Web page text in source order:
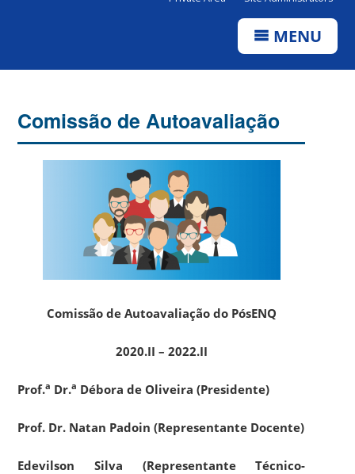
MENU
Comissão de Autoavaliação
Comissão de Autoavaliação do PósENQ
2020.II – 2022.II
Prof.a Dr.a Débora de Oliveira (Presidente)
Prof. Dr. Natan Padoin (Representante Docente)
Edevilson Silva (Representante Técnico-